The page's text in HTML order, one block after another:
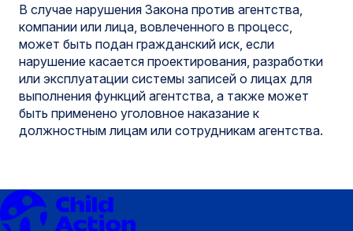
В случае нарушения Закона против агентства,
компании или лица, вовлеченного в процесс,
может быть подан гражданский иск, если
нарушение касается проектирования, разработки
или эксплуатации системы записей о лицах для
выполнения функций агентства, а также может
быть применено уголовное наказание к
должностным лицам или сотрудникам агентства.